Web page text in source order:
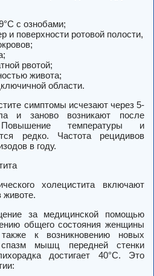
с ознобами;
и поверхности ротовой полости,
рвотой;
живота;
области.
симптомы исчезают через 5-
и заново возникают после
температуры и
редко. Частота рецидивов
в году.
холецистита включают
животе.
за медицинской помощью
общего состояния женщины
к возникновению новых
спазм мышц передней стенки
достигает 40°С. Это